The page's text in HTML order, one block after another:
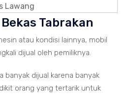
Tabrakan
atau kondisi lainnya, mobil
dijual oleh pemiliknya.
banyak dijual karena banyak
orang yang tertarik untuk